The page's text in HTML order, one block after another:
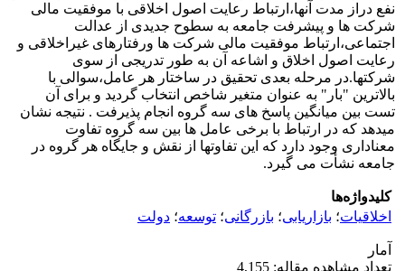
نفع دراز مدت آنها،ارتباط رعایت اصول اخلاقی با موفقیت مالی
شرکت ها و پیشرفت جامعه به سطوح جدیدی از عدالت
اجتماعی،ارتباط موفقیت مالی شرکت ها ورفتارهای غیراخلاقی و
رعایت اصول اخلاق و اشاعه آن به طور تدریجی از سوی
شرکتها.در مرحله بعدی تحقیق در ساختار هر عامل،سوالی با
بالاترین "بار" به عنوان متغیر شاخص انتخاب گردید و برای آن
تست بین میانگین پاسخ های سه گروه انجام پذیرفت . نتیجه نشان
میدهد که در ارتباط با برخی عامل ها بین سه گروه تفاوت
معناداری وجود دارد که این تفاوتها از نقش و جایگاه هر گروه در
جامعه نشأت می گیرد.
کلیدواژه‌ها
اخلاقیات؛ بازاریابی؛ بازرگانی؛ توسعه؛ دولت
آمار
تعداد مشاهده مقاله: 4,155